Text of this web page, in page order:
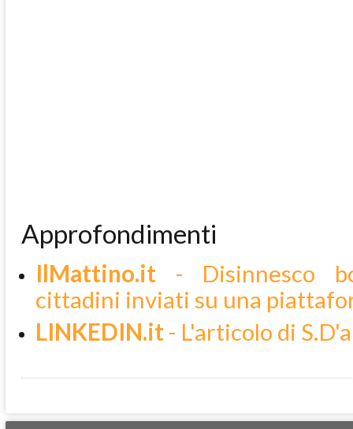
Approfondimenti
IlMattino.it - Disinnesco
cittadini inviati su una
LINKEDIN.it - L'articolo di